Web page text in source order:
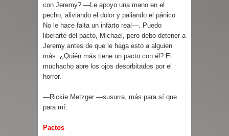
con Jeremy? —Le apoyo una mano en el
pecho, aliviando el dolor y paliando el pánico.
No le hace falta un infarto real—. Puedo
liberarte del pacto, Michael, pero debo detener a
Jeremy antes de que le haga esto a alguien
más. ¿Quién más tiene un pacto con él? El
muchacho abre los ojos desorbitados por el
horror.
—Rickie Metzger —susurra, más para sí que
para mí.
Pactos